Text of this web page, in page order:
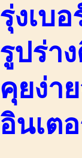
รุ่งเบ
รูปร่า
คุยง่า
อินเต